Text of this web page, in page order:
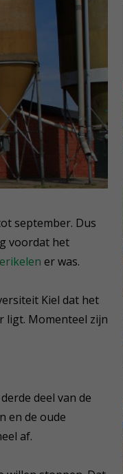
september. Dus
voordat het
er was.
Kiel dat het
ligt. Momenteel zijn
deel van de
en de oude
af.